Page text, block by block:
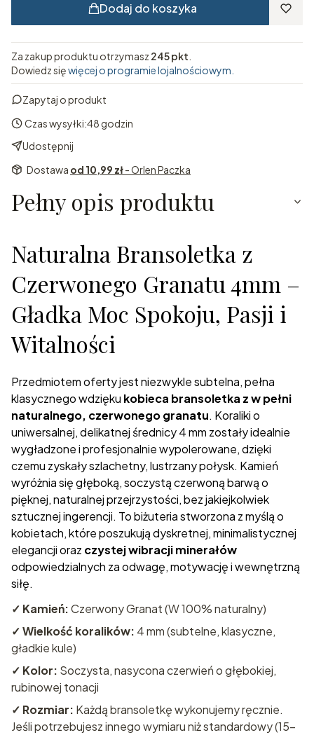
Dodaj do koszyka
Za zakup produktu otrzymasz 245 pkt
Dowiedz sięwięcej o programie lojalnościowym.
Zapytaj o produkt
Czas wysyłki:48 godzin
Udostępnij
Dostawa od 10,99 zł- Orlen Paczka
Pełny opis produktu
Naturalna Bransoletka z
Czerwonego Granatu 4mm –
Gładka Moc Spokoju, Pasji i
Witalności
Przedmiotem oferty jest niezwykle subtelna, pełna
klasycznego wdzięku kobieca bransoletka z w pełni
naturalnego, czerwonego granatu. Koraliki o
uniwersalnej, delikatnej średnicy 4 mm zostały idealnie
wygładzone i profesjonalnie wypolerowane, dzięki
czemu zyskały szlachetny, lustrzany połysk. Kamień
wyróżnia się głęboką, soczystą czerwoną barwą o
pięknej, naturalnej przejrzystości, bez jakiejkolwiek
sztucznej ingerencji. To biżuteria stworzona z myślą o
kobietach, które poszukują dyskretnej, minimalistycznej
elegancji oraz czystej wibracji minerałów
odpowiedzialnych za odwagę, motywację i wewnętrzną
siłę.
✓ Kamień:Czerwony Granat (W 100% naturalny)
✓ Wielkość koralików: 4 mm (subtelne, klasyczne,
gładkie kule)
✓ Kolor: Soczysta, nasycona czerwień o głębokiej,
rubinowej tonacji
✓ Rozmiar: Każdą bransoletkę wykonujemy ręcznie.
Jeśli potrzebujesz innego wymiaru niż standardowy (15-